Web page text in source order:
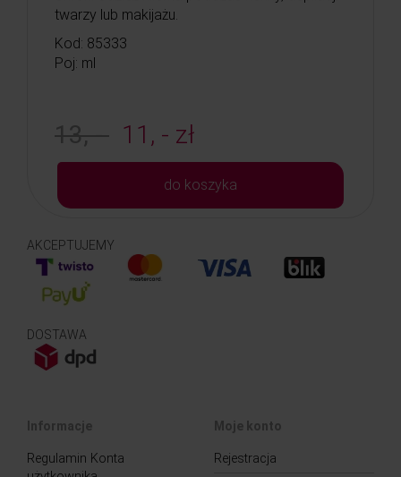
twarzy lub makijażu.
Kod: 85333
Poj: ml
13, - 11, - zł
do koszyka
AKCEPTUJEMY
DOSTAWA
Informacje
Regulamin Konta
Moje konto
Rejestracja